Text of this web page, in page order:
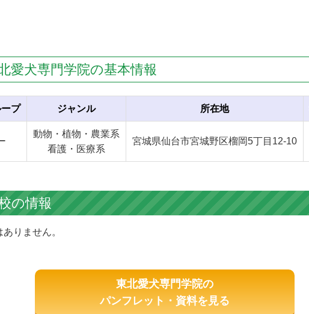
愛犬専門学院の基本情報
プ ジャンル 所在地
動物・植物・農業系
看護・医療系
宮城県仙台市宮城野区榴岡5丁目12-10
の情報
りません。
東北愛犬専門学院の
パンフレット・資料を見る